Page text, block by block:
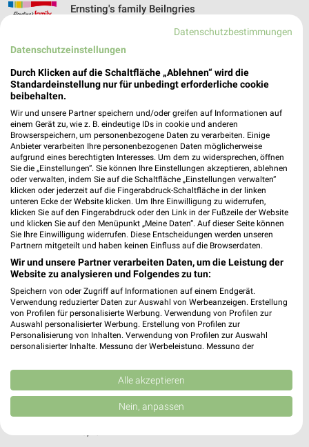
Ernsting's family Beilngries
410,63 km
Ernsting's family Burglengenfeld
Marktplatz 14
93133 Burglengenfeld
Heute 09:00 - 13:00 Uhr | Geschlossen
380,67 km
Ernsting's family Manching
Geisenfelderstraße 70-74
85077 Manching
Heute 09:00 - 18:00 Uhr | Geschlossen
443,61 km
❯
Berliner Straße 17
85051 Ingolstadt
Heute 08:00 - 20:00 Uhr |
Datenschutzbestimmungen
Datenschutzeinstellungen
Durch Klicken auf die Schaltfläche „Ablehnen“ wird die
Standardeinstellung nur für unbedingt erforderliche cookie
beibehalten.
Wir und unsere Partner speichern und/oder greifen auf Informationen auf
einem Gerät zu, wie z. B. eindeutige IDs in cookie und anderen
Browserspeichern, um personenbezogene Daten zu verarbeiten. Einige
Anbieter verarbeiten Ihre personenbezogenen Daten möglicherweise
aufgrund eines berechtigten Interesses. Um dem zu widersprechen, öffnen
Sie die „Einstellungen“. Sie können Ihre Einstellungen akzeptieren, ablehnen
oder verwalten, indem Sie auf die Schaltfläche „Einstellungen verwalten“
klicken oder jederzeit auf die Fingerabdruck-Schaltfläche in der linken
unteren Ecke der Website klicken. Um Ihre Einwilligung zu widerrufen,
klicken Sie auf den Fingerabdruck oder den Link in der Fußzeile der Website
und klicken Sie auf den Menüpunkt „Meine Daten“. Auf dieser Seite können
Sie Ihre Einwilligung widerrufen. Diese Entscheidungen werden unseren
Partnern mitgeteilt und haben keinen Einfluss auf die Browserdaten.
Wir und unsere Partner verarbeiten Daten, um die Leistung der
Website zu analysieren und Folgendes zu tun:
Speichern von oder Zugriff auf Informationen auf einem Endgerät.
Verwendung reduzierter Daten zur Auswahl von Werbeanzeigen. Erstellung
von Profilen für personalisierte Werbung. Verwendung von Profilen zur
Auswahl personalisierter Werbung. Erstellung von Profilen zur
Personalisierung von Inhalten. Verwendung von Profilen zur Auswahl
personalisierter Inhalte. Messung der Werbeleistung. Messung der
Kombinationen von Daten aus verschiedenen Quellen. Entwicklung und
Verbesserung der Angebote. Verwendung reduzierter Daten zur Auswahl
von Inhalten.
Daten können außerhalb der Europäischen Union weitergegeben und in die
USA gesendet werden.
Website/App.
Alle akzeptieren
Nein, anpassen